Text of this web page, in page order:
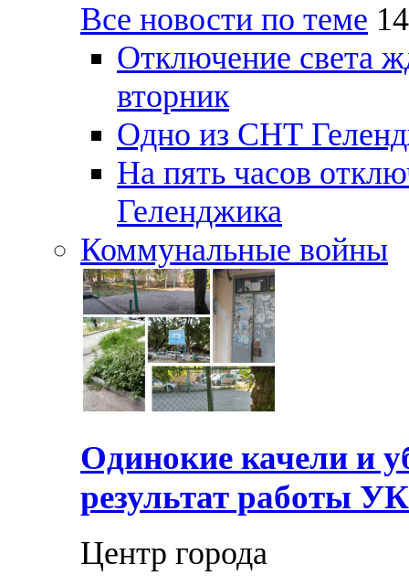
Все новости по теме
Отключение света
вторник
Одно из СНТ
На пять часов
Геленджика
Коммунальные войны
Одинокие качели и
результат работы
Центр города